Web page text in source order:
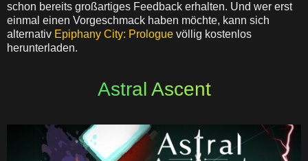
schon bereits großartiges Feedback erhalten. Und wer erst
einmal einen Vorgeschmack haben möchte, kann sich
alternativ Epiphany City: Prologue völlig kostenlos
herunterladen.
Astral Ascent